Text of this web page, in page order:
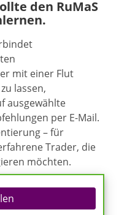
den RuMaS
mit einer Flut
lassen,
ausgewählte
per E-Mail.
– für
Trader, die
möchten.